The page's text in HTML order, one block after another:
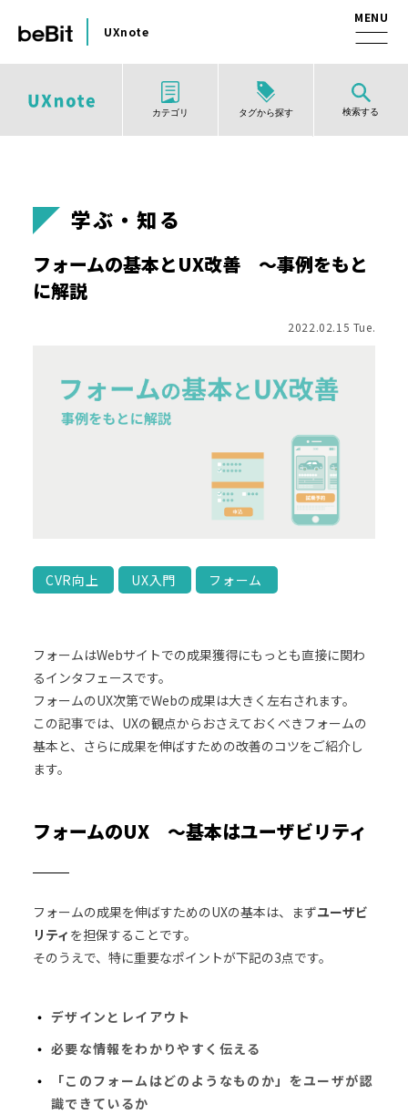
UXnote
カテゴリ タグから探す 検索する
学ぶ・知る
フォームの基本とUX改善 ～事例をもと
に解説
2022.02.15 Tue.
CVR向上 UX入門 フォーム
フォームはWebサイトでの成果獲得にもっとも直接に関わ
るインタフェースです。
フォームのUX次第でWebの成果は大きく左右されます。
この記事では、UXの観点からおさえておくべきフォームの
基本と、さらに成果を伸ばすための改善のコツをご紹介し
ます。
フォームのUX ～基本はユーザビリティ
フォームの成果を伸ばすためのUXの基本は、まずユーザビ
リティ を担保することです。
そのうえで、特に重要なポイントが下記の3点です。
デザインとレイアウト
必要な情報をわかりやすく伝える
「このフォームはどのようなものか」をユーザが認
識できているか